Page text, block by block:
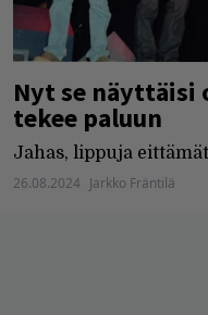
Nyt se näyttäisi
tekee paluun
Jahas, lippuja
26.08.2024 Jarkko Fräntilä